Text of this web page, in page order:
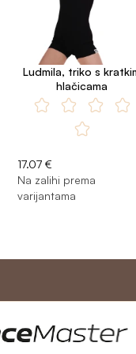
Ludmila, triko s
hlačicama
17.07 €
Na zalihi prema
varijantama
Moj račun